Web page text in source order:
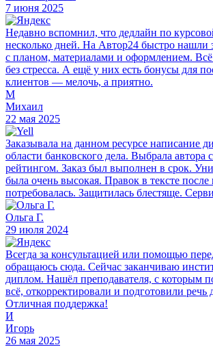
7 июня 2025
Недавно вспомнил, что дедлайн по
несколько дней. На Автор24 быстро нашли
с планом, материалами и оформлением. Всё
без стресса. А ещё у них есть бонусы для
клиентов — мелочь, а приятно.
М
Михаил
22 мая 2025
Заказывала на данном ресурсе написание
области банковского дела. Выбрала автора
рейтингом. Заказ был выполнен в срок.
была очень высокая. Правок в тексте после
потребовалась. Защитилась блестяще.
Ольга Г.
29 июля 2024
Всегда за консультацией или помощью
обращаюсь сюда. Сейчас заканчиваю
диплом. Нашёл преподавателя, с которым
всё, откорректировали и подготовили речь
Отличная поддержка!
И
Игорь
26 мая 2025